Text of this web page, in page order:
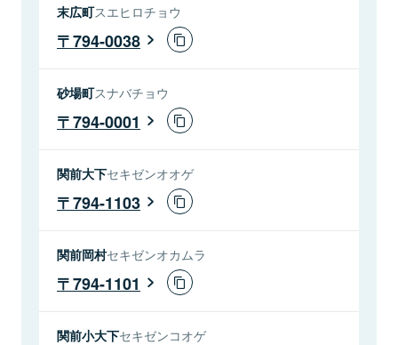
末広町スエヒロチョウ
794-0038
砂場町スナバチョウ
794-0001
関前大下セキゼンオオゲ
794-1103
関前岡村セキゼンオカムラ
794-1101
関前小大下セキゼンコオゲ